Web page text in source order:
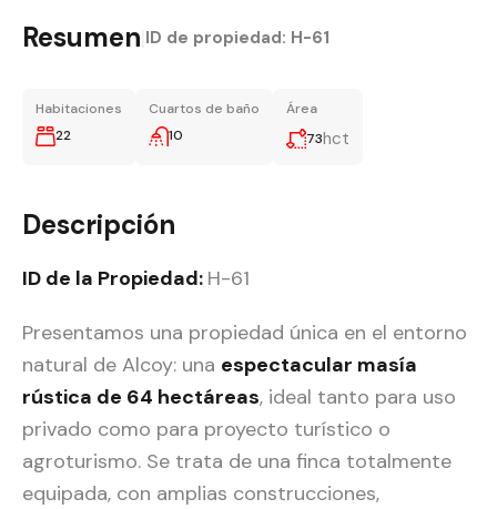
Resumen ID de propiedad: H-61
Habitaciones
22
Cuartos de baño
10
Área
73hct
Descripción
ID de la Propiedad: H-61
Presentamos una propiedad única en el entorno
natural de Alcoy: una espectacular masía
rústica de 64 hectáreas, ideal tanto para uso
privado como para proyecto turístico o
agroturismo. Se trata de una finca totalmente
equipada, con amplias construcciones,